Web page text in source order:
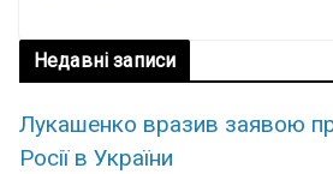
Недавні записи
Лукашенко вразив заявою
Росії в України